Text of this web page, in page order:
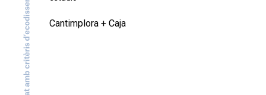
Cantimplora + Caja